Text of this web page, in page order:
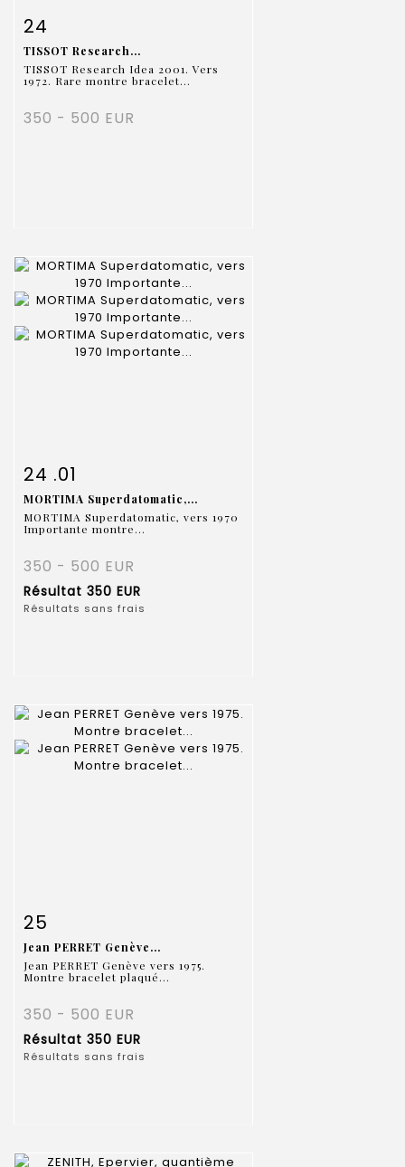
Fiche détaillée
24
TISSOT Research...
TISSOT Research Idea 2001. Vers
1972. Rare montre bracelet...
350 - 500 EUR
Fiche détaillée
24 .01
MORTIMA Superdatomatic,...
MORTIMA Superdatomatic, vers 1970
Importante montre...
350 - 500 EUR
Résultat 350 EUR
Résultats sans frais
Fiche détaillée
25
Jean PERRET Genève...
Jean PERRET Genève vers 1975.
Montre bracelet plaqué...
350 - 500 EUR
Résultat 350 EUR
Résultats sans frais